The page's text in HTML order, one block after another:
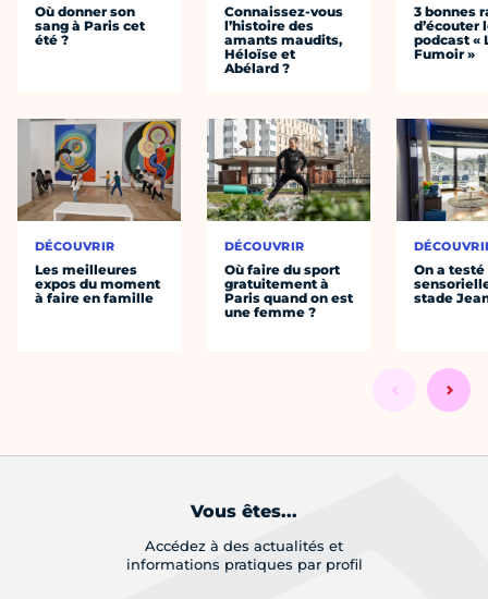
Où donner son
sang à Paris cet
été ?
DÉCOUVRIR
Les meilleures
expos du moment
à faire en famille
Connaissez-vous
l’histoire des
amants maudits,
Héloïse et
Abélard ?
DÉCOUVRIR
Où faire du sport
gratuitement à
Paris quand on est
une femme ?
3 bonnes
d’écouter
podcast «
Fumoir »
On a
stade
Vous êtes...
Accédez à des actualités et
informations pratiques par profil